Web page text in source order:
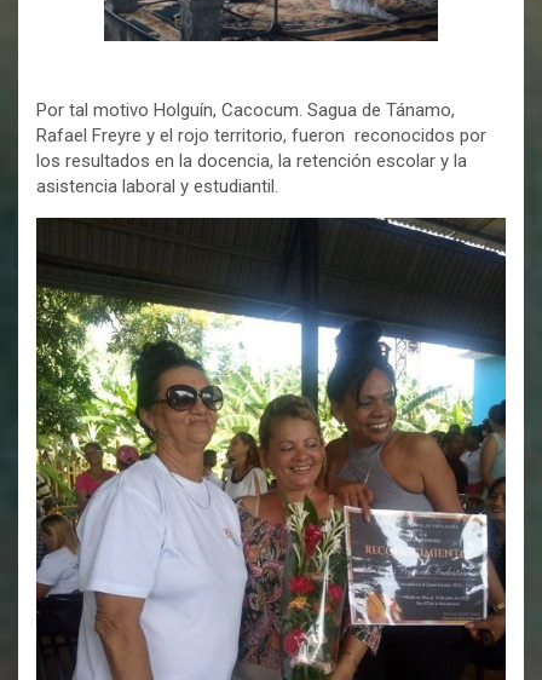
Por tal motivo Holguín, Cacocum. Sagua de Tánamo,
Rafael Freyre y el rojo territorio, fueron reconocidos por
los resultados en la docencia, la retención escolar y la
asistencia laboral y estudiantil.